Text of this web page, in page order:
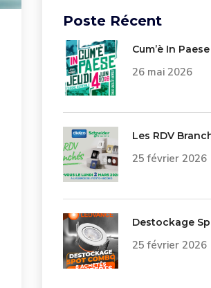
Poste Récent
Cum’è In
26 mai 2026
Les RDV
25 février 2026
Destockage
25 février 2026